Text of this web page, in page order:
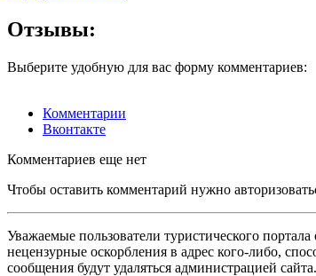
Отзывы:
Выберите удобную для вас форму комментариев:
Комментарии
Вконтакте
Комментариев еще нет
Чтобы оставить комментарий нужно
Уважаемые пользователи туристического
нецензурные оскорбления в адрес кого-либо,
сообщения будут удаляться администрацией